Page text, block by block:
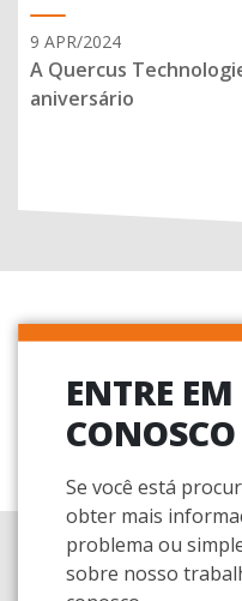
9 APR/2024
A Quercus
aniversário
ENTRE
CONOSCO
Se você está
obter mais
problema ou
sobre nosso